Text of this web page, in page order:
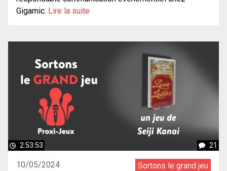
Gigamic. Lire la suite
2:53:53 21
10/05/2024 Sortons le grand jeu